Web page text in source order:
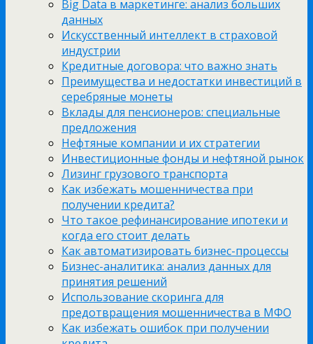
Big Data в маркетинге: анализ больших
данных
Искусственный интеллект в страховой
индустрии
Кредитные договора: что важно знать
Преимущества и недостатки инвестиций в
серебряные монеты
Вклады для пенсионеров: специальные
предложения
Нефтяные компании и их стратегии
Инвестиционные фонды и нефтяной рынок
Лизинг грузового транспорта
Как избежать мошенничества при
получении кредита?
Что такое рефинансирование ипотеки и
когда его стоит делать
Как автоматизировать бизнес-процессы
Бизнес-аналитика: анализ данных для
принятия решений
Использование скоринга для
предотвращения мошенничества в МФО
Как избежать ошибок при получении